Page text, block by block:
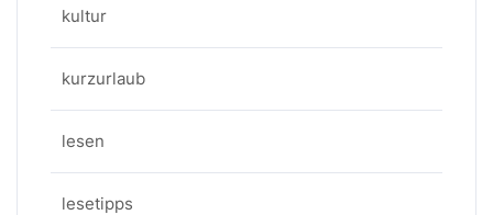
kultur
kurzurlaub
lesen
lesetipps